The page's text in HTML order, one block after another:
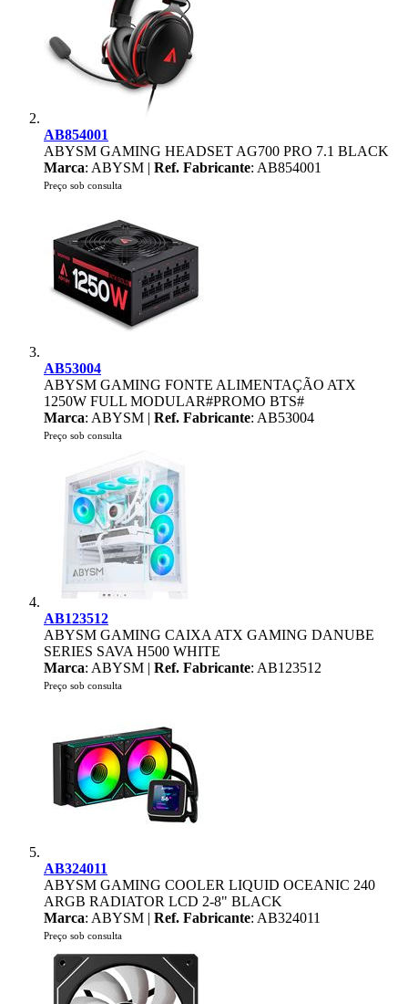
AB854001
ABYSM GAMING HEADSET AG700 PRO 7.1 BLACK
Marca: ABYSM | Ref. Fabricante: AB854001
Preço sob consulta
AB53004
ABYSM GAMING FONTE ALIMENTAÇÃO ATX
1250W FULL MODULAR#PROMO BTS#
Marca: ABYSM | Ref. Fabricante: AB53004
Preço sob consulta
AB123512
ABYSM GAMING CAIXA ATX GAMING DANUBE
SERIES SAVA H500 WHITE
Marca: ABYSM | Ref. Fabricante: AB123512
Preço sob consulta
AB324011
ABYSM GAMING COOLER LIQUID OCEANIC 240
ARGB RADIATOR LCD 2-8" BLACK
Marca: ABYSM | Ref. Fabricante: AB324011
Preço sob consulta